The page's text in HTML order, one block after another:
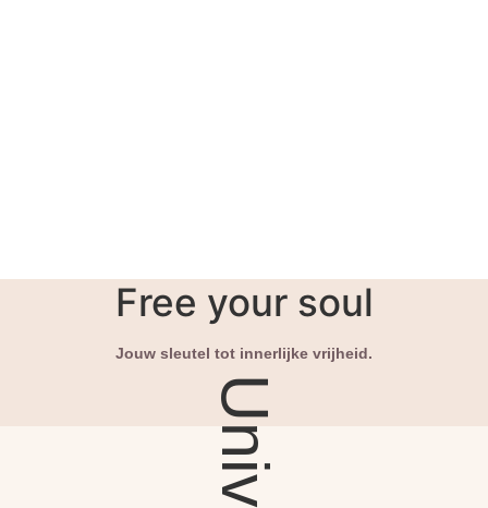
Free your soul
Jouw sleutel tot innerlijke vrijheid.